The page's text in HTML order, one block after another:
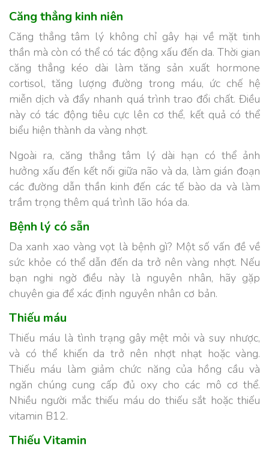
Căng thẳng kinh niên
Căng thẳng tâm lý không chỉ gây hại về mặt tinh
thần mà còn có thể có tác động xấu đến da. Thời gian
căng thẳng kéo dài làm tăng sản xuất hormone
cortisol, tăng lượng đường trong máu, ức chế hệ
miễn dịch và đẩy nhanh quá trình trao đổi chất. Điều
này có tác động tiêu cực lên cơ thể, kết quả có thể
biểu hiện thành da vàng nhợt.
Ngoài ra, căng thẳng tâm lý dài hạn có thể ảnh
hưởng xấu đến kết nối giữa não và da, làm gián đoạn
các đường dẫn thần kinh đến các tế bào da và làm
trầm trọng thêm quá trình lão hóa da.
Bệnh lý có sẵn
Da xanh xao vàng vọt là bệnh gì? Một số vấn đề về
sức khỏe có thể dẫn đến da trở nên vàng nhợt. Nếu
bạn nghi ngờ điều này là nguyên nhân, hãy gặp
chuyên gia để xác định nguyên nhân cơ bản.
Thiếu máu
Thiếu máu là tình trạng gây mệt mỏi và suy nhược,
và có thể khiến da trở nên nhợt nhạt hoặc vàng.
Thiếu máu làm giảm chức năng của hồng cầu và
ngăn chúng cung cấp đủ oxy cho các mô cơ thể.
Nhiều người mắc thiếu máu do thiếu sắt hoặc thiếu
vitamin B12.
Thiếu Vitamin